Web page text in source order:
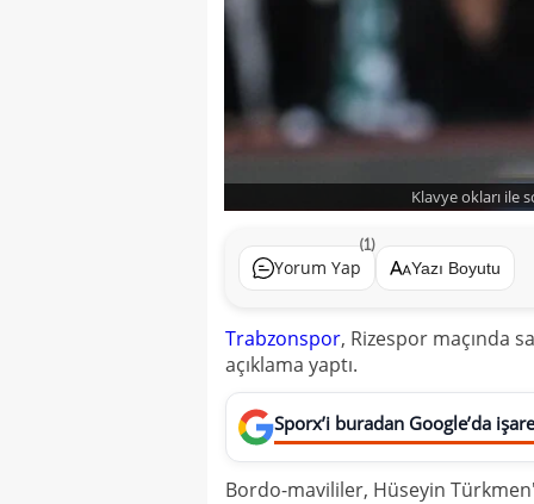
Klavye okları ile
Yorum Yap
(1)
Yazı Boyutu
Trabzonspor, Rizespor maçında
açıklama yaptı.
Sporx’i buradan Google’da
Bordo-mavililer, Hüseyin